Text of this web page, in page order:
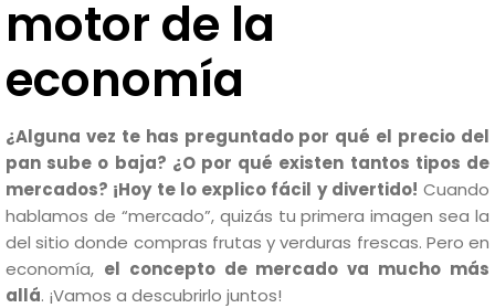
motor de la
economía
¿Alguna vez te has preguntado por qué el precio del
pan sube o baja? ¿O por qué existen tantos tipos de
mercados? ¡Hoy te lo explico fácil y divertido! Cuando
hablamos de “mercado”, quizás tu primera imagen sea la
del sitio donde compras frutas y verduras frescas. Pero en
economía, el concepto de mercado va mucho más
allá. ¡Vamos a descubrirlo juntos!